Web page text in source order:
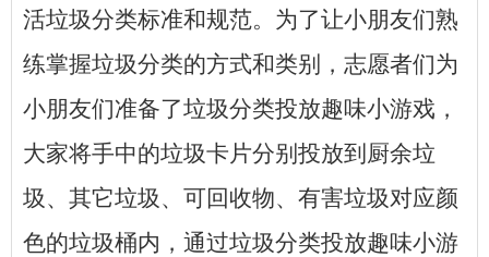
活垃圾分类标准和规范。为了让小朋友们熟
练掌握垃圾分类的方式和类别，志愿者们为
小朋友们准备了垃圾分类投放趣味小游戏，
大家将手中的垃圾卡片分别投放到厨余垃
圾、其它垃圾、可回收物、有害垃圾对应颜
色的垃圾桶内，通过垃圾分类投放趣味小游